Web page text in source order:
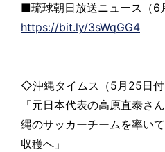
■琉球朝日放送ニュース（6
https://bit.ly/3sWqGG4
◇沖縄タイムス（5月25日付
「元日本代表の高原直泰さ
縄のサッカーチームを率い
収穫へ」